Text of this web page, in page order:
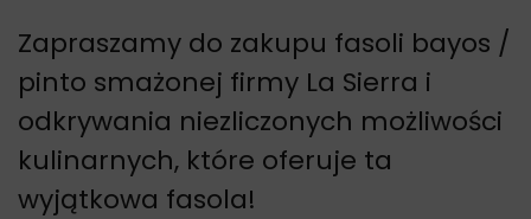
Zapraszamy do zakupu fasoli bayos /
pinto smażonej firmy La Sierra i
odkrywania niezliczonych możliwości
kulinarnych, które oferuje ta
wyjątkowa fasola!